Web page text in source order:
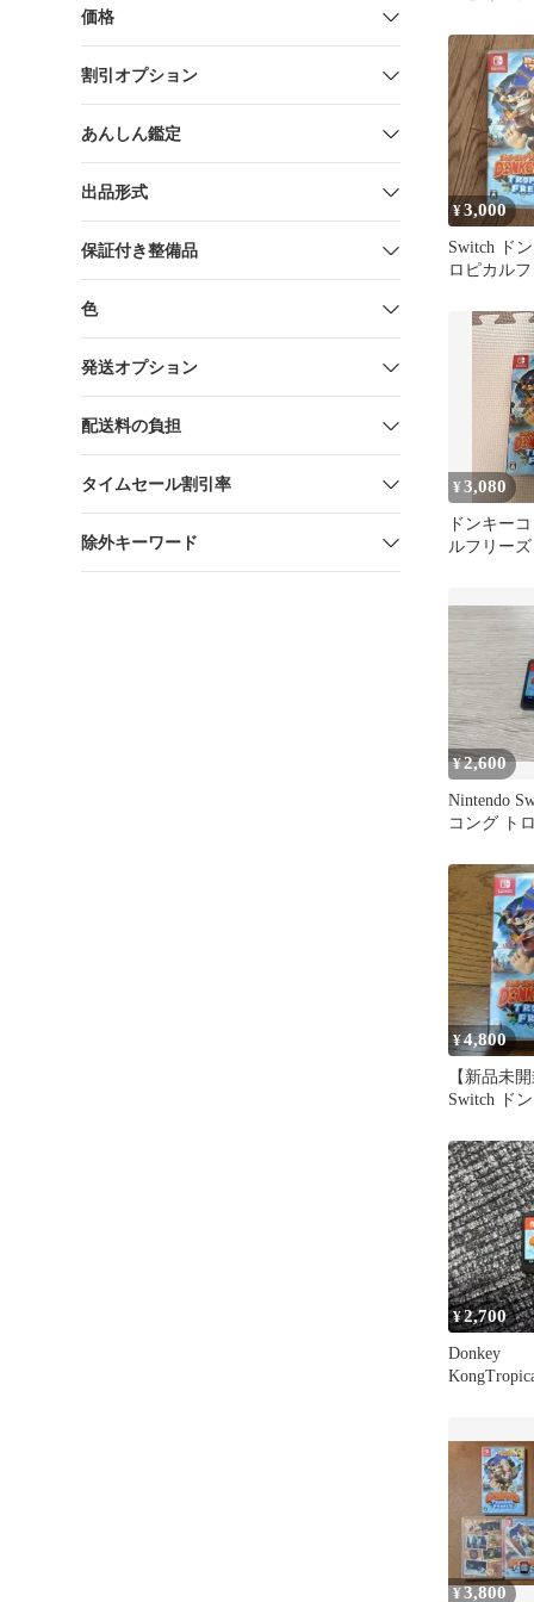
価格
割引オプション
あんしん鑑定
出品形式
保証付き整備品
色
発送オプション
配送料の負担
タイムセール割引率
除外キーワード
¥3,000
Switch ド
ロピカル
¥3,080
ドンキー
ルフリー
¥2,600
Nintendo
コング ト
¥4,800
【新品未
Switch ド
¥2,700
Donkey
¥3,800